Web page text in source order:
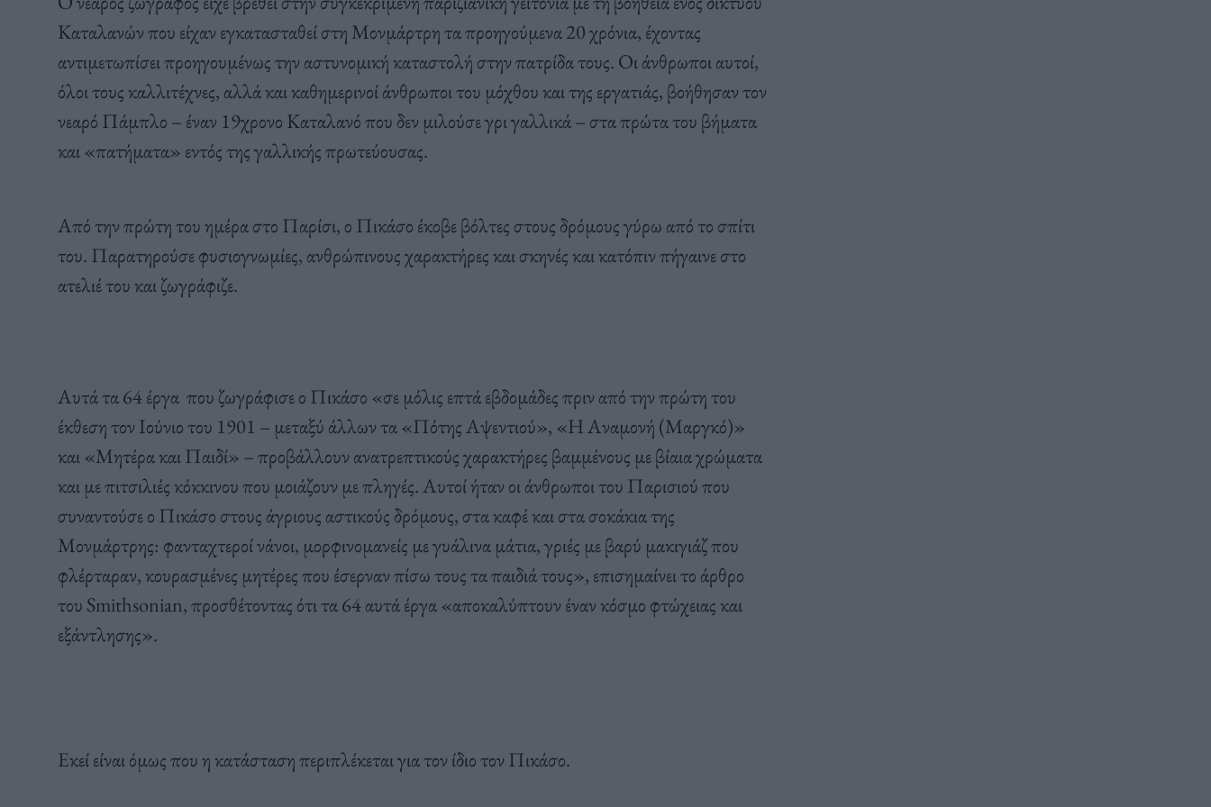
Καταλανών που είχαν εγκατασταθεί στη Μονμάρτρη τα προηγούμενα 20 χρόνια, έχοντας
αντιμετωπίσει προηγουμένως την αστυνομική καταστολή στην πατρίδα τους. Οι άνθρωποι αυτοί,
όλοι τους καλλιτέχνες, αλλά και καθημερινοί άνθρωποι του μόχθου και της εργατιάς, βοήθησαν τον
νεαρό Πάμπλο – έναν 19χρονο Καταλανό που δεν μιλούσε γρι γαλλικά – στα πρώτα του βήματα
και «πατήματα» εντός της γαλλικής πρωτεύουσας.
Από την πρώτη του ημέρα στο Παρίσι, ο Πικάσο έκοβε βόλτες στους δρόμους γύρω από το σπίτι
του. Παρατηρούσε φυσιογνωμίες, ανθρώπινους χαρακτήρες και σκηνές και κατόπιν πήγαινε στο
ατελιέ του και ζωγράφιζε.
Αυτά τα 64 έργα που ζωγράφισε ο Πικάσο «σε μόλις επτά εβδομάδες πριν από την πρώτη του
έκθεση τον Ιούνιο του 1901 – μεταξύ άλλων τα «Πότης Αψεντιού», «Η Αναμονή (Μαργκό)»
και «Μητέρα και Παιδί» – προβάλλουν ανατρεπτικούς χαρακτήρες βαμμένους με βίαια χρώματα
και με πιτσιλιές κόκκινου που μοιάζουν με πληγές. Αυτοί ήταν οι άνθρωποι του Παρισιού που
συναντούσε ο Πικάσο στους άγριους αστικούς δρόμους, στα καφέ και στα σοκάκια της
Μονμάρτρης: φανταχτεροί νάνοι, μορφινομανείς με γυάλινα μάτια, γριές με βαρύ μακιγιάζ που
φλέρταραν, κουρασμένες μητέρες που έσερναν πίσω τους τα παιδιά τους», επισημαίνει το άρθρο
του Smithsonian, προσθέτοντας ότι τα 64 αυτά έργα «αποκαλύπτουν έναν κόσμο φτώχειας και
εξάντλησης».
Εκεί είναι όμως που η κατάσταση περιπλέκεται για τον ίδιο τον Πικάσο.